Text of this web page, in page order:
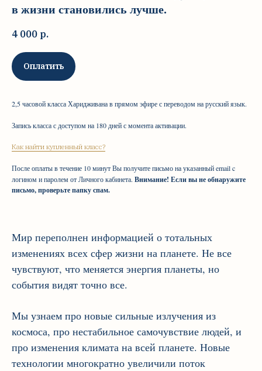
в жизни становились лучше.
4 000 р.
Оплатить
2,5 часовой класса Харидживана в прямом эфире с переводом на русский язык.
Запись класса с доступом на 180 дней с момента активации.
Как найти купленный класс?
После оплаты в течение 10 минут Вы получите письмо на указанный email c
логином и паролем от Личного кабинета. Внимание! Если вы не обнаружите
письмо, проверьте папку спам.
Мир переполнен информацией о тотальных
изменениях всех сфер жизни на планете. Не все
чувствуют, что меняется энергия планеты, но
события видят точно все.
Мы узнаем про новые сильные излучения из
космоса, про нестабильное самочувствие людей, и
про изменения климата на всей планете. Новые
технологии многократно увеличили поток